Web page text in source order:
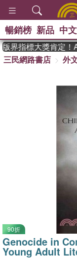
暢銷榜 新品 中文
界指標大獎肯定！
三民網路書店
外
90折
Genocide in
Young Adult